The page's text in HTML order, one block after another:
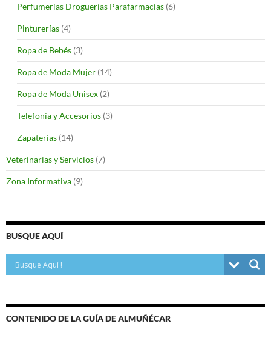
Perfumerías Droguerías Parafarmacias (6)
Pinturerías (4)
Ropa de Bebés (3)
Ropa de Moda Mujer (14)
Ropa de Moda Unisex (2)
Telefonía y Accesorios (3)
Zapaterías (14)
Veterinarias y Servicios (7)
Zona Informativa (9)
BUSQUE AQUÍ
CONTENIDO DE LA GUÍA DE ALMUÑÉCAR